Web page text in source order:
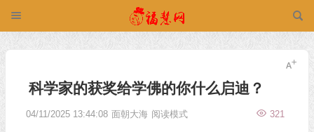
科学家的获奖给学佛的你什么启迪？
04/11/2025 13:44:08 面朝大海 321
阅读模式